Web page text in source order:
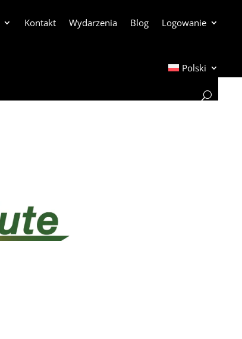
Kontakt Wydarzenia Blog Logowanie
Polski